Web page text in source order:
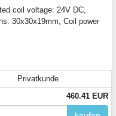
coil voltage: 24V DC,
30x30x19mm, Coil power
Privatkunde
460.41 EUR